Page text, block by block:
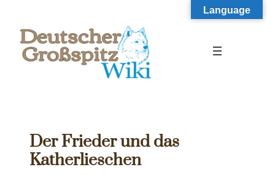
springen
Der Frieder und das
Katherlieschen
Language